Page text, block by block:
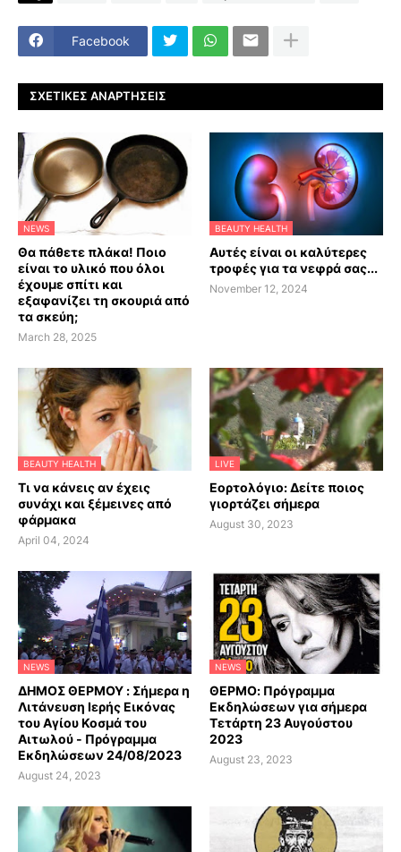
Facebook
ΣΧΕΤΙΚΈΣ ΑΝΑΡΤΉΣΕΙΣ
NEWS
Θα πάθετε πλάκα! Ποιο
είναι το υλικό που όλοι
έχουμε σπίτι και
εξαφανίζει τη σκουριά από
τα σκεύη;
March 28, 2025
BEAUTY HEALTH
Αυτές είναι οι καλύτερες
τροφές για τα νεφρά σας...
November 12, 2024
BEAUTY HEALTH
Τι να κάνεις αν έχεις
συνάχι και ξέμεινες από
φάρμακα
April 04, 2024
LIVE
Εορτολόγιο: Δείτε ποιος
γιορτάζει σήμερα
August 30, 2023
NEWS
ΔΗΜΟΣ ΘΕΡΜΟΥ : Σήμερα η
Λιτάνευση Ιερής Εικόνας
του Αγίου Κοσμά του
Αιτωλού - Πρόγραμμα
Εκδηλώσεων 24/08/2023
August 24, 2023
NEWS
ΘΕΡΜΟ: Πρόγραμμα
Εκδηλώσεων για σήμερα
Τετάρτη 23 Αυγούστου
2023
August 23, 2023